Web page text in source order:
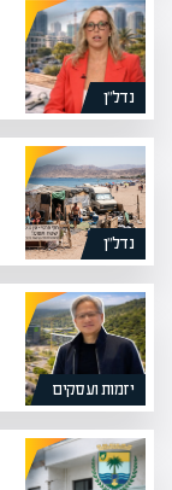
נדל”ן
נדל”ן
יזמות ועסקים